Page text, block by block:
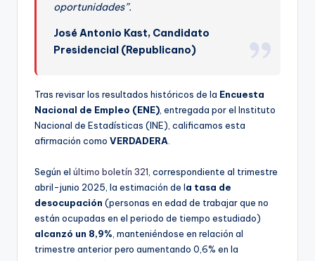
oportunidades”.
José Antonio Kast, Candidato
Presidencial (Republicano)
Tras revisar los resultados históricos de la Encuesta
Nacional de Empleo (ENE), entregada por el Instituto
Nacional de Estadísticas (INE), calificamos esta
afirmación como VERDADERA.
Según el último boletín 321, correspondiente al trimestre
abril-junio 2025, la estimación de la tasa de
desocupación (personas en edad de trabajar que no
están ocupadas en el periodo de tiempo estudiado)
alcanzó un 8,9%, manteniéndose en relación al
trimestre anterior pero aumentando 0,6% en la